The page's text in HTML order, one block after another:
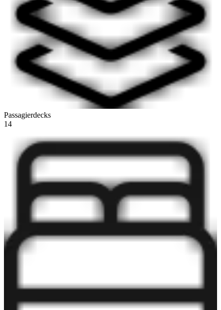
Passagierdecks
14